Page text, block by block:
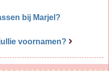
bij Marjel?
voornamen?